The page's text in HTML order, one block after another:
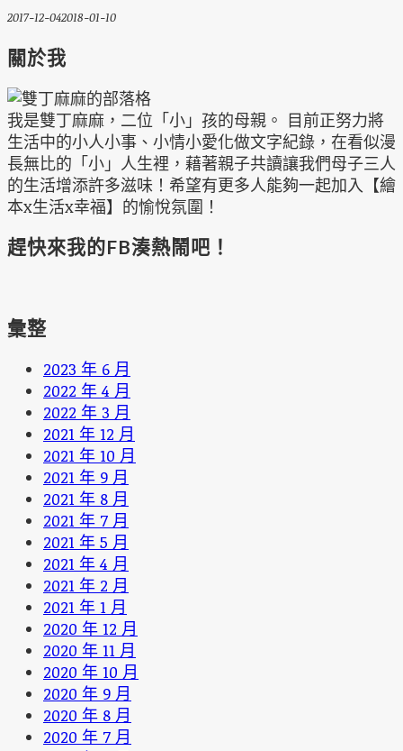
2017-12-042018-01-10
關於我
我是雙丁麻麻，二位「小」孩的母親。 目前正努力將
生活中的小人小事、小情小愛化做文字紀錄，在看似漫
長無比的「小」人生裡，藉著親子共讀讓我們母子三人
的生活增添許多滋味！希望有更多人能夠一起加入【繪
本x生活x幸福】的愉悅氛圍！
趕快來我的FB湊熱鬧吧！
彙整
2023 年 6 月
2022 年 4 月
2022 年 3 月
2021 年 12 月
2021 年 10 月
2021 年 9 月
2021 年 8 月
2021 年 7 月
2021 年 5 月
2021 年 4 月
2021 年 2 月
2021 年 1 月
2020 年 12 月
2020 年 11 月
2020 年 10 月
2020 年 9 月
2020 年 8 月
2020 年 7 月